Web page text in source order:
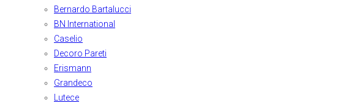
Bernardo Bartalucci
BN International
Caselio
Decoro Pareti
Erismann
Grandeco
Lutece